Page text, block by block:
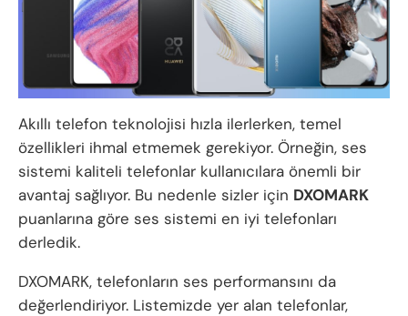
Akıllı telefon teknolojisi hızla ilerlerken, temel
özellikleri ihmal etmemek gerekiyor. Örneğin, ses
sistemi kaliteli telefonlar kullanıcılara önemli bir
avantaj sağlıyor. Bu nedenle sizler için DXOMARK
puanlarına göre ses sistemi en iyi telefonları
derledik.
DXOMARK, telefonların ses performansını da
değerlendiriyor. Listemizde yer alan telefonlar,